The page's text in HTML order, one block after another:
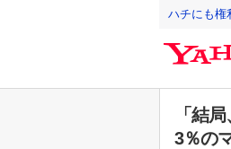
ハチにも
「結
3％の